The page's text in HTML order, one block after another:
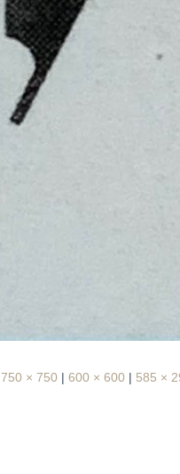
750 × 750 | 600 × 600 | 585 ×